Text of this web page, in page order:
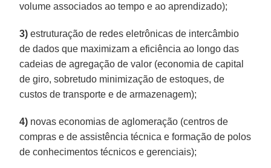
volume associados ao tempo e ao aprendizado);
3) estruturação de redes eletrônicas de intercâmbio
de dados que maximizam a eficiência ao longo das
cadeias de agregação de valor (economia de capital
de giro, sobretudo minimização de estoques, de
custos de transporte e de armazenagem);
4) novas economias de aglomeração (centros de
compras e de assistência técnica e formação de polos
de conhecimentos técnicos e gerenciais);